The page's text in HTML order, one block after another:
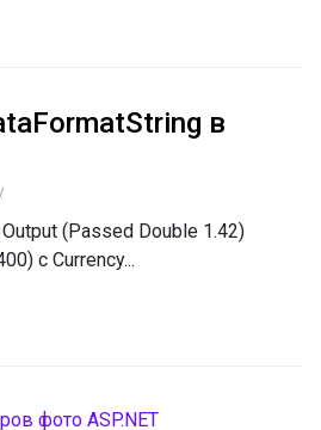
в
/
(Passed Double 1.42)
c Currency...